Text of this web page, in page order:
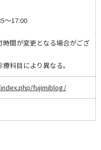
～17:00
間が変更となる場合がござ
科目により異なる。
fujimiblog/